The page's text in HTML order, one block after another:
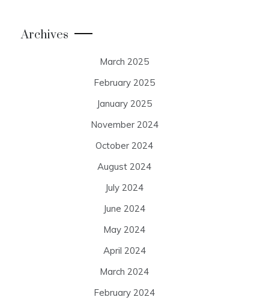
Archives
March 2025
February 2025
January 2025
November 2024
October 2024
August 2024
July 2024
June 2024
May 2024
April 2024
March 2024
February 2024